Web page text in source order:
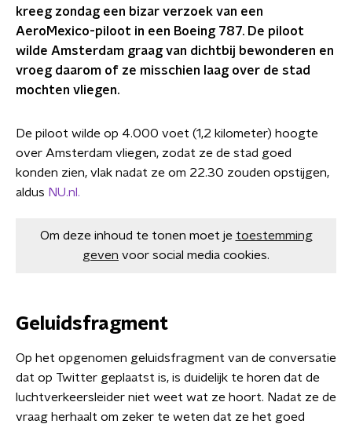
kreeg zondag een bizar verzoek van een
AeroMexico-piloot in een Boeing 787. De piloot
wilde Amsterdam graag van dichtbij bewonderen en
vroeg daarom of ze misschien laag over de stad
mochten vliegen.
De piloot wilde op 4.000 voet (1,2 kilometer) hoogte
over Amsterdam vliegen, zodat ze de stad goed
konden zien, vlak nadat ze om 22.30 zouden opstijgen,
aldus NU.nl.
Om deze inhoud te tonen moet je toestemming
geven voor social media cookies.
Geluidsfragment
Op het opgenomen geluidsfragment van de conversatie
dat op Twitter geplaatst is, is duidelijk te horen dat de
luchtverkeersleider niet weet wat ze hoort. Nadat ze de
vraag herhaalt om zeker te weten dat ze het goed